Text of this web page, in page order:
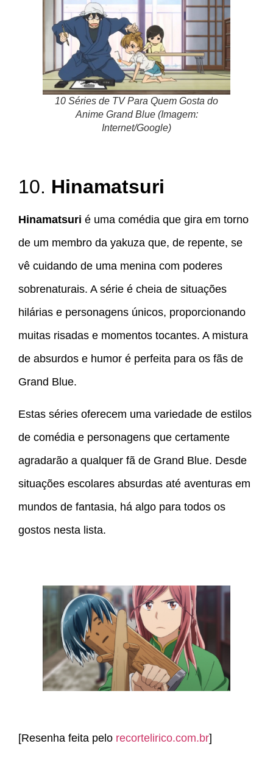
10 Séries de TV Para Quem Gosta do
Anime Grand Blue (Imagem:
Internet/Google)
10. Hinamatsuri
Hinamatsuri é uma comédia que gira em torno
de um membro da yakuza que, de repente, se
vê cuidando de uma menina com poderes
sobrenaturais. A série é cheia de situações
hilárias e personagens únicos, proporcionando
muitas risadas e momentos tocantes. A mistura
de absurdos e humor é perfeita para os fãs de
Grand Blue.
Estas séries oferecem uma variedade de estilos
de comédia e personagens que certamente
agradarão a qualquer fã de Grand Blue. Desde
situações escolares absurdas até aventuras em
mundos de fantasia, há algo para todos os
gostos nesta lista.
[Resenha feita pelo recortelirico.com.br]